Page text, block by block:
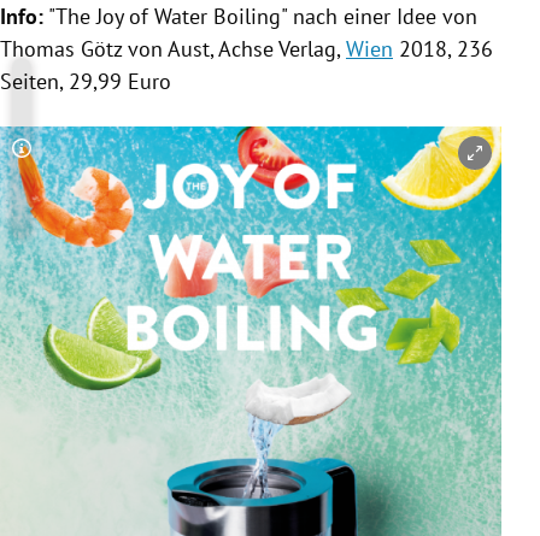
Info: "The Joy of Water Boiling" nach einer Idee von
Thomas Götzvon Aust, Achse Verlag,Wien 2018, 236
Seiten, 29,99 Euro
Copyright-Hinweis öffnen/schließen